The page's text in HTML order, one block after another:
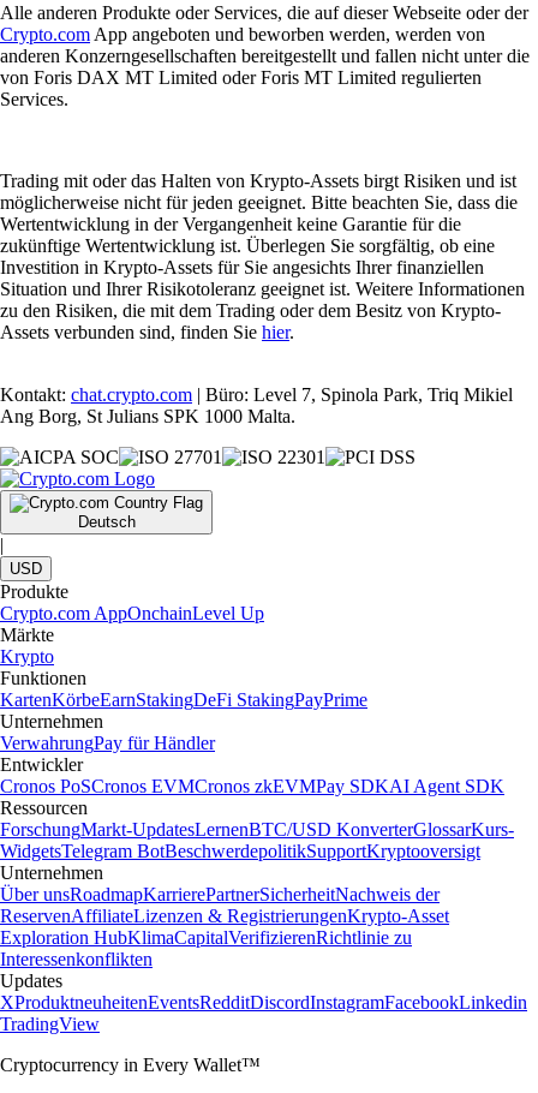
Alle anderen Produkte oder Services, die auf dieser Webseite oder der
Crypto.com App angeboten und beworben werden, werden von
anderen Konzerngesellschaften bereitgestellt und fallen nicht unter die
von Foris DAX MT Limited oder Foris MT Limited regulierten
Services.
Trading mit oder das Halten von Krypto-Assets birgt Risiken und ist
möglicherweise nicht für jeden geeignet. Bitte beachten Sie, dass die
Wertentwicklung in der Vergangenheit keine Garantie für die
zukünftige Wertentwicklung ist. Überlegen Sie sorgfältig, ob eine
Investition in Krypto-Assets für Sie angesichts Ihrer finanziellen
Situation und Ihrer Risikotoleranz geeignet ist. Weitere Informationen
zu den Risiken, die mit dem Trading oder dem Besitz von Krypto-
Assets verbunden sind, finden Sie hier.
Kontakt: chat.crypto.com | Büro: Level 7, Spinola Park, Triq Mikiel
Ang Borg, St Julians SPK 1000 Malta.
Deutsch
|
USD
Produkte
Crypto.com AppOnchainLevel Up
Märkte
Krypto
Funktionen
KartenKörbeEarnStakingDeFi StakingPayPrime
Unternehmen
VerwahrungPay für Händler
Entwickler
Cronos PoSCronos EVMCronos zkEVMPay SDKAI Agent SDK
Ressourcen
ForschungMarkt-UpdatesLernenBTC/USD KonverterGlossarKurs-
WidgetsTelegram BotBeschwerdepolitikSupportKryptooversigt
Unternehmen
Über unsRoadmapKarrierePartnerSicherheitNachweis der
ReservenAffiliateLizenzen & RegistrierungenKrypto-Asset
Exploration HubKlimaCapitalVerifizierenRichtlinie zu
Interessenkonflikten
Updates
XProduktneuheitenEventsRedditDiscordInstagramFacebookLinkedin
TradingView
Cryptocurrency in Every Wallet™